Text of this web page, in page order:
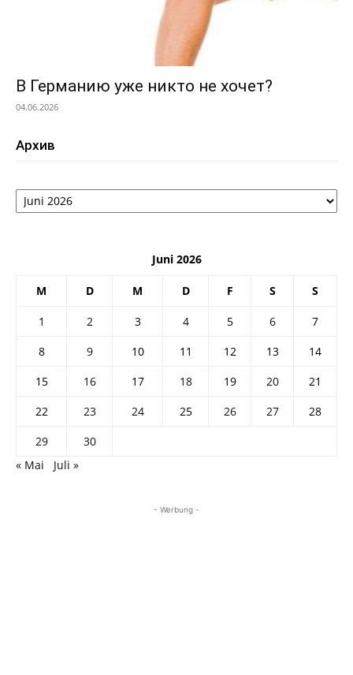
В Германию уже никто не хочет?
04.06.2026
Архив
Архив
Juni 2026
M D M D F S S
1 2 3 4 5 6
7
8
9 10 11 12 13
14
15
16 17 18 19 20
21
22
23 24 25 26 27
28
29
30
« Mai
Juli »
- Werbung -